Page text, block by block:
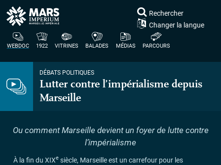
WEBDOC 1922 VITRINES BALADES MÉDIAS PARCOURS
Rechercher
Changer la langue
DÉBATS POLITIQUES
Lutter contre l’impérialisme depuis
Marseille
Ou comment Marseille devient un foyer de lutte contre
l’impérialisme
À la fin du XIXesiècle, Marseille est un carrefour pour les